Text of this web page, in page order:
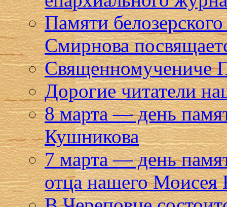
Памяти
Смирнова
Священномучениче
Дорогие читатели
8 марта — день
Кушникова
7 марта — день
отца нашего Моисея